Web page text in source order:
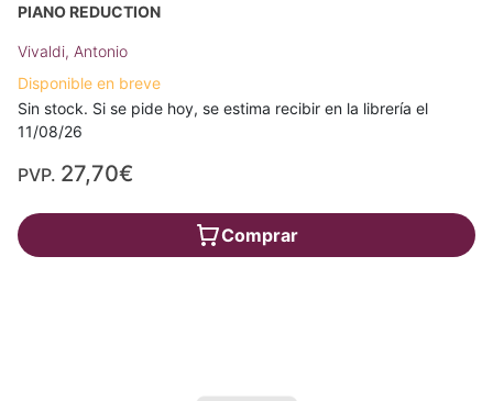
PIANO REDUCTION
Vivaldi, Antonio
Disponible en breve
Sin stock. Si se pide hoy, se estima recibir en la librería el
11/08/26
PVP. 27,70€
Comprar